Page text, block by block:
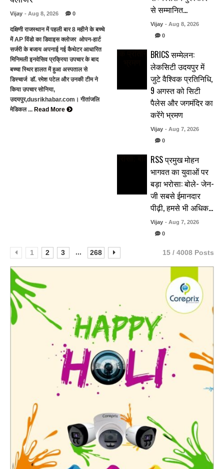
Vijay - Aug 8, 2026 0
दक्षिणी राजस्थान में पहली बार 8 महीने के बच्चे
में AP विंडो का डिवाइस क्लोजर ओपन-हार्ट
सर्जरी के बजाय अपनाई गई कैथेटर आधारित
मिनिमली इनवेसिव प्रक्रिया उपचार के बाद
बच्चा स्थिर हालत में हुआ अस्पताल से
डिस्चार्ज डॉ. रमेश पटेल और उनकी टीम ने
किया उपचार सोनिया,
उदयपुर,dusrikhabar.com। गीतांजलि
मेडिकल ... Read More
से सम्मानित…
Vijay - Aug 8, 2026
0
BRICS सम्मेलन:
लेकसिटी उदयपुर में
जुटे वैश्विक प्रतिनिधि,
9 अगस्त को सिटी
पैलेस और जगमंदिर का
करेंगे भ्रमण
Vijay - Aug 7, 2026
0
RSS प्रमुख मोहन
भागवत का युवाओं पर
बड़ा भरोसा: बोले- जेन-
जी सबसे ईमानदार
पीढ़ी, हमसे भी अधिक…
Vijay - Aug 7, 2026
0
1 2 3 ... 268 15 / 4008 Posts